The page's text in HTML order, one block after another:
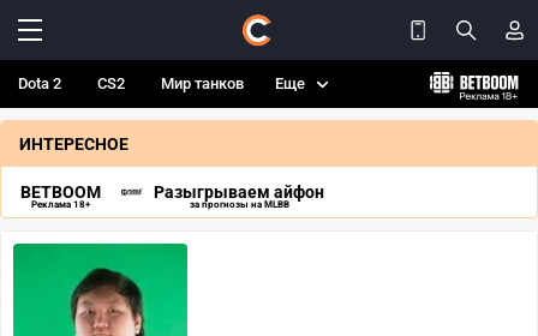
Dota 2 CS2 Мир танков Еще
ИНТЕРЕСНОЕ
BETBOOM
Реклама 18+
Разыгрываем айфон
за прогнозы на MLBB